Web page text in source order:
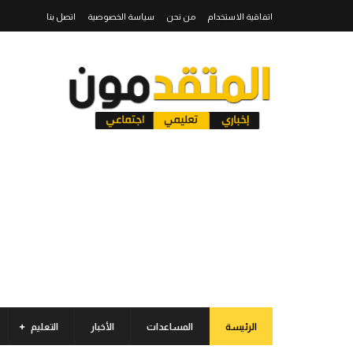
اتفاقية الاستخدام من نحن سياسة الخصوصية اتصل بنا
الرئيسة المساعدات الأخبار التعليم